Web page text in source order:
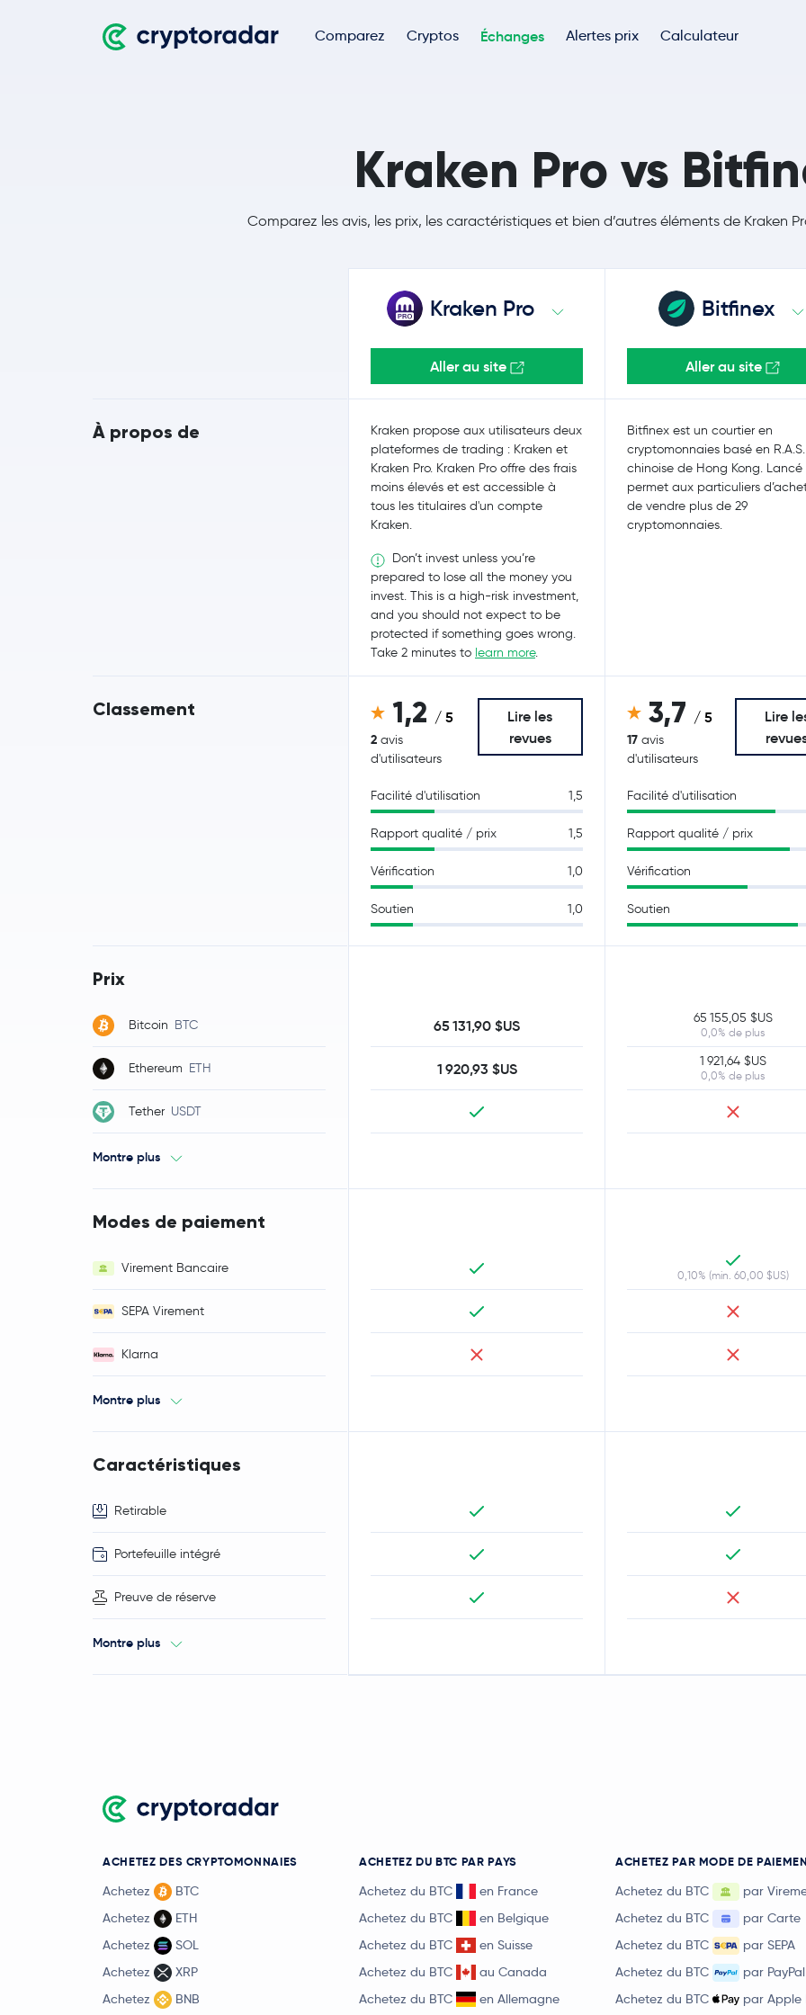
Comparez Cryptos Échanges Alertes prix Calculateur
Kraken Pro vs
Comparez les avis, les prix, les caractéristiques et bien d’autres éléments de Kraken
À propos de
Classement
Prix
Bitcoin BTC
Ethereum ETH
Tether USDT
Montre plus
Modes de paiement
Virement Bancaire
SEPA Virement
Klarna
Montre plus
Caractéristiques
Retirable
Portefeuille intégré
Preuve de réserve
Montre plus
Kraken Pro
Aller au site
Kraken propose aux utilisateurs deux
plateformes de trading : Kraken et
Kraken Pro. Kraken Pro offre des frais
moins élevés et est accessible à
tous les titulaires d'un compte
Kraken.
Don’t invest unless you’re
prepared to lose all the money you
invest. This is a high-risk investment,
and you should not expect to be
protected if something goes wrong.
Take 2 minutes to learn more.
1,2 / 5
2 avis
d'utilisateurs
Lire les
revues
Facilité d'utilisation 1,5
Rapport qualité / prix 1,5
Vérification 1,0
Soutien 1,0
65 131,90 $US
1 920,93 $US
Bitfinex
Aller au site
Bitfinex est un courtier en
cryptomonnaies basé en R.A.S.
chinoise de Hong Kong. Lancé
permet aux particuliers
de vendre plus de 29
cryptomonnaies.
3,7 / 5
17 avis
d'utilisateurs
Lire
Facilité d'utilisation
Rapport qualité / prix
Vérification
Soutien
65 155,05 $US
0,0% de plus
1 921,64 $US
0,0% de plus
0,10% (min. 60,00 $US)
ACHETEZ DES CRYPTOMONNAIES
Achetez
BTC
Achetez
ETH
Achetez
SOL
Achetez
XRP
Achetez
BNB
ACHETEZ DU BTC PAR PAYS
Achetez du BTC
en France
Achetez du BTC
en Belgique
Achetez du BTC
en Suisse
Achetez du BTC
au Canada
Achetez du BTC
en Allemagne
ACHETEZ PAR MODE DE
Achetez du BTC
par
Achetez du BTC
par Carte
Achetez du BTC
par SEPA
Achetez du BTC
par PayPal
Achetez du BTC
par Apple